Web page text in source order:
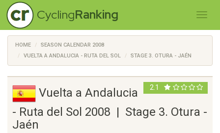
CyclingRanking
HOME
SEASON CALENDAR 2008
VUELTA A ANDALUCIA - RUTA DEL SOL
STAGE 3. OTURA - JAÉN
2.1
Vuelta a Andalucia
- Ruta del Sol 2008 | Stage 3. Otura -
Jaén